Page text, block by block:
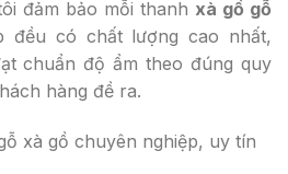
đảm bảo mỗi thanh xà gồ gỗ
đều có chất lượng cao nhất,
chuẩn độ ẩm theo đúng quy
hàng đề ra.